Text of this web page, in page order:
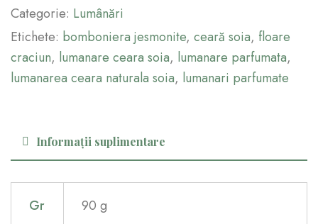
Categorie: Lumânări
Etichete: bomboniera jesmonite, ceară soia, floare
craciun, lumanare ceara soia, lumanare parfumata,
lumanarea ceara naturala soia, lumanari parfumate
Informații suplimentare
Gr
90 g